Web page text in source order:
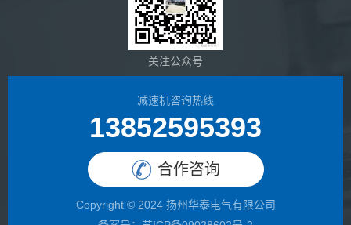
关注公众号
减速机咨询热线
13852595393
合作咨询
Copyright © 2024 扬州华泰电气有限公司